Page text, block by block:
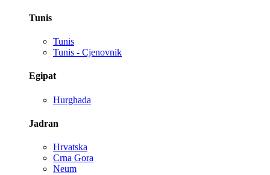
Tunis
Tunis
Tunis - Cjenovnik
Egipat
Hurghada
Jadran
Hrvatska
Crna Gora
Neum